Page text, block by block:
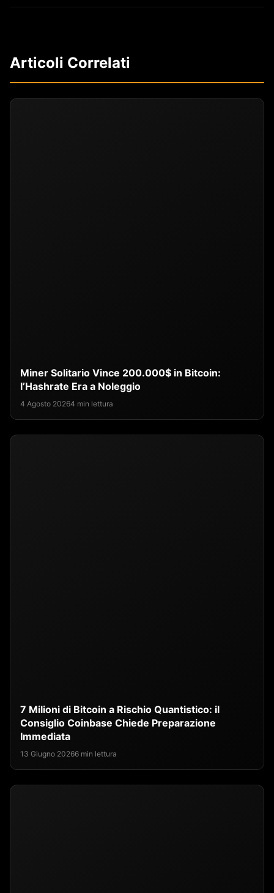
Articoli Correlati
Miner Solitario Vince 200.000$ in Bitcoin:
l’Hashrate Era a Noleggio
4 Agosto 20264 min lettura
7 Milioni di Bitcoin a Rischio Quantistico: il
Consiglio Coinbase Chiede Preparazione
Immediata
13 Giugno 20266 min lettura